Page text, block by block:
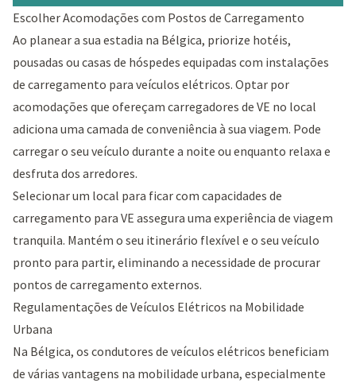
Escolher Acomodações com Postos de Carregamento
Ao planear a sua estadia na Bélgica, priorize hotéis,
pousadas ou casas de hóspedes equipadas com instalações
de carregamento para veículos elétricos. Optar por
acomodações que ofereçam carregadores de VE no local
adiciona uma camada de conveniência à sua viagem. Pode
carregar o seu veículo durante a noite ou enquanto relaxa e
desfruta dos arredores.
Selecionar um local para ficar com capacidades de
carregamento para VE assegura uma experiência de viagem
tranquila. Mantém o seu itinerário flexível e o seu veículo
pronto para partir, eliminando a necessidade de procurar
pontos de carregamento externos.
Regulamentações de Veículos Elétricos na Mobilidade
Urbana
Na Bélgica, os condutores de veículos elétricos beneficiam
de várias vantagens na mobilidade urbana, especialmente